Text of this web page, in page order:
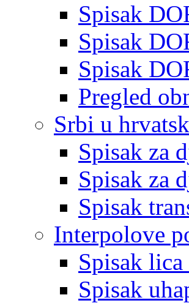
Spisak
Spisak
Spisak
Pregled
Srbi u
Spisak za
Spisak za
Spisak
Interpolove
Spisak
Spisak